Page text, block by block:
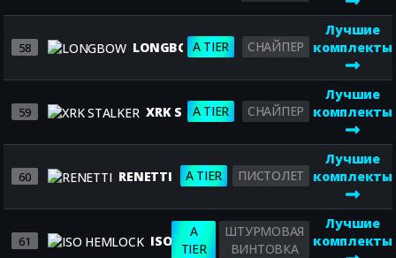
58 LONGBOWA TIER СНАЙПЕР
Лучшие
комплекты
59 XRK STALKER
A TIER СНАЙПЕР
Лучшие
комплекты
60 RENETTI A TIER ПИСТОЛЕТ
Лучшие
комплекты
61 ISO HEMLOCK
A
TIER
ШТУРМОВАЯ
ВИНТОВКА
Лучшие
комплекты